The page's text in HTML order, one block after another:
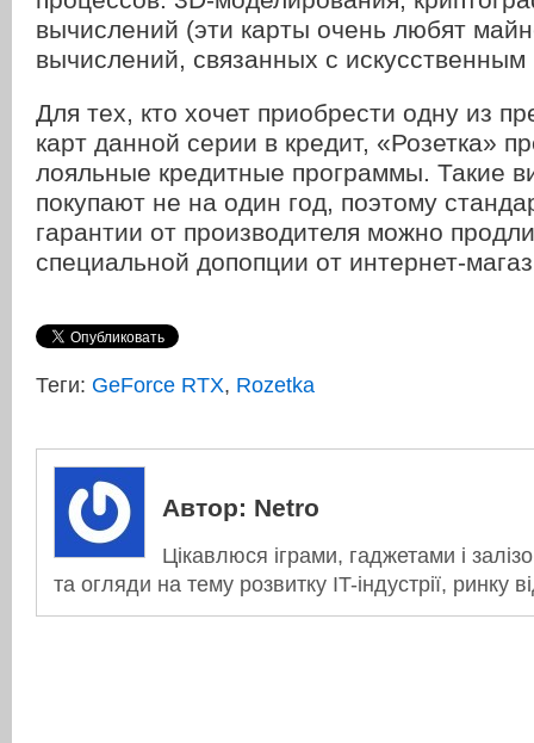
вычислений (эти карты очень любят
вычислений, связанных с искусственным
Для тех, кто хочет приобрести одну из
карт данной серии в кредит, «Розетка»
лояльные кредитные программы. Такие
покупают не на один год, поэтому
гарантии от производителя можно
специальной допопции от интернет-
Теги: GeForce RTX, Rozetka
Автор: Netro
Цікавлюся іграми, гаджетами і
та огляди на тему розвитку IT-індустрії, ринку